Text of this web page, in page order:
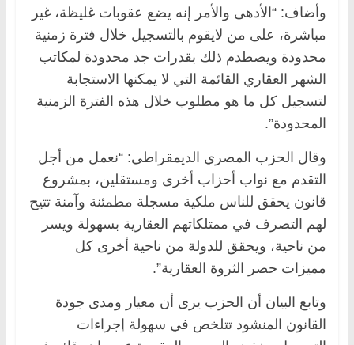
وأضاف: “الأدهى والأمر إنه يضع عقوبات غليظة، غير
مباشرة، على من لايقوم بالتسجيل خلال فترة زمنية
محدودة ويصطدم ذلك بقدرات جد محدودة لمكاتب
الشهر العقاري القائمة التي لا يمكنها الاستجابة
لتسجيل كل ما هو مطلوب خلال هذه الفترة الزمنية
المحدودة”.
وقال الحزب المصري الديمقراطي: “نعمل من أجل
التقدم مع نواب أحزاب أخرى ومستقلين، بمشروع
قانون يحقق للناس ملكية مسجلة مطمئنة وآمنة تتيح
لهم التصرف في ممتلكاتهم العقارية بسهولة ويسر
من ناحية، ويحقق للدولة من ناحية أخرى كل
مميزات حصر الثروة العقارية”.
وتابع البيان أن الحزب يرى أن معيار ومدى جودة
القانون المنشود تتلخص في سهولة إجراءات